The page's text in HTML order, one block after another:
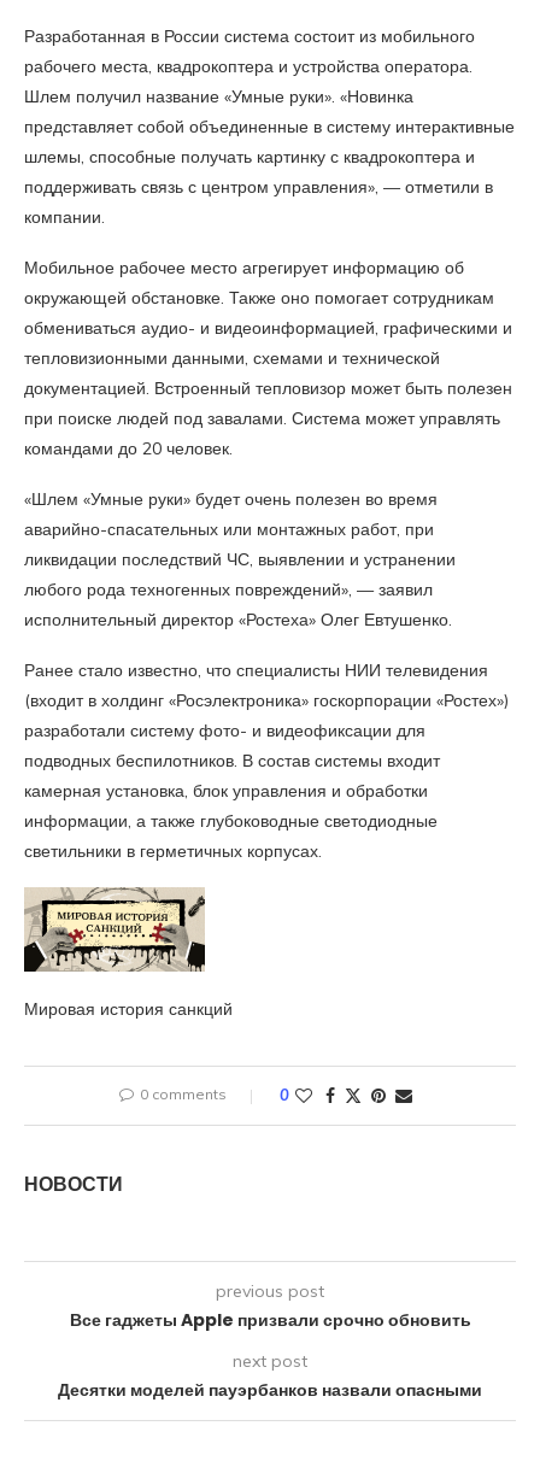
Разработанная в России система состоит из мобильного
рабочего места, квадрокоптера и устройства оператора.
Шлем получил название «Умные руки». «Новинка
представляет собой объединенные в систему интерактивные
шлемы, способные получать картинку с квадрокоптера и
поддерживать связь с центром управления», — отметили в
компании.
Мобильное рабочее место агрегирует информацию об
окружающей обстановке. Также оно помогает сотрудникам
обмениваться аудио- и видеоинформацией, графическими и
тепловизионными данными, схемами и технической
документацией. Встроенный тепловизор может быть полезен
при поиске людей под завалами. Система может управлять
командами до 20 человек.
«Шлем «Умные руки» будет очень полезен во время
аварийно-спасательных или монтажных работ, при
ликвидации последствий ЧС, выявлении и устранении
любого рода техногенных повреждений», — заявил
исполнительный директор «Ростеха» Олег Евтушенко.
Ранее стало известно, что специалисты НИИ телевидения
(входит в холдинг «Росэлектроника» госкорпорации «Ростех»)
разработали систему фото- и видеофиксации для
подводных беспилотников. В состав системы входит
камерная установка, блок управления и обработки
информации, а также глубоководные светодиодные
светильники в герметичных корпусах.
Мировая история санкций
0 comments 0
НОВОСТИ
previous post
Все гаджеты Apple призвали срочно обновить
next post
Десятки моделей пауэрбанков назвали опасными